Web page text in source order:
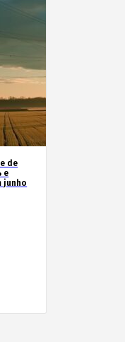
de
e
junho